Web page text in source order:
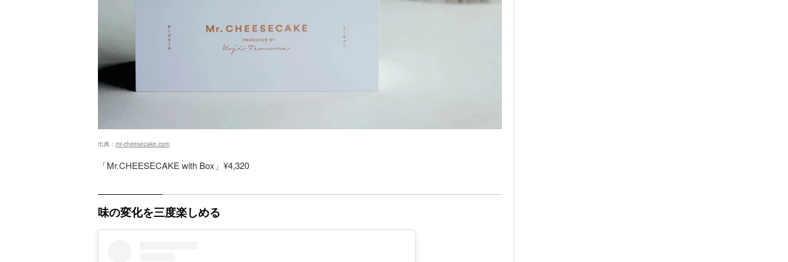
出典： mr-cheesecake.com
「Mr.CHEESECAKE with Box」¥4,320
味の変化を三度楽しめる